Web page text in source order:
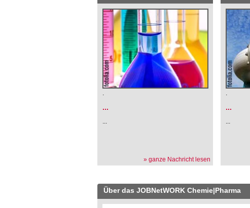
.
...
...
» ganze Nachricht lesen
.
...
...
Über das JOBNetWORK Chemie|Pharma